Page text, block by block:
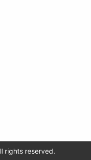
rights reserved.